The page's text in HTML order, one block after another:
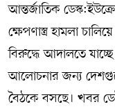
আন্তর্জাতিক
ক্ষেপণাস্ত্র হামলা
বিরুদ্ধে আদালতে
আলোচনার জন্য
বৈঠকে বসছে। খবর